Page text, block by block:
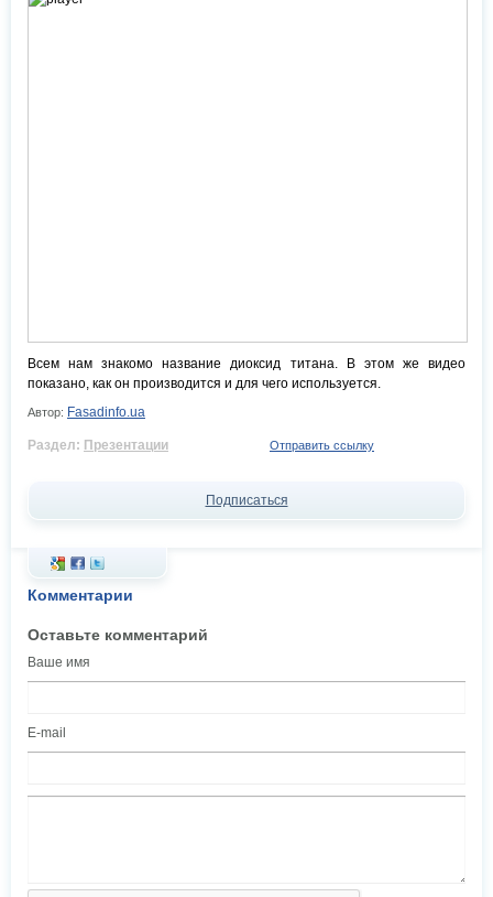
Всем нам знакомо название диоксид титана. В этом же видео
показано, как он производится и для чего используется.
Автор: Fasadinfo.ua
Раздел: Презентации Отправить ссылку
Подписаться
Комментарии
Оставьте комментарий
Ваше имя
E-mail